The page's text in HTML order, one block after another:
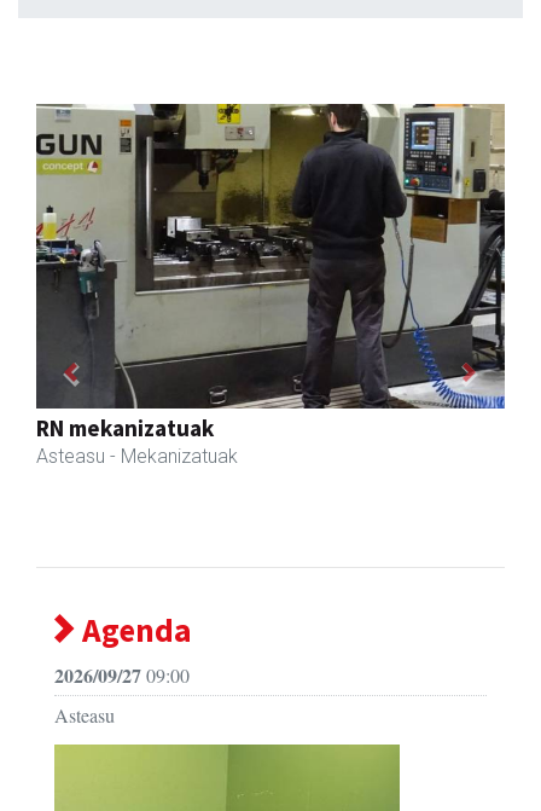
Goine esnekiak
Asteasu - Esnekiak
Previous Next
Agenda
2026/09/2709:00
Asteasu